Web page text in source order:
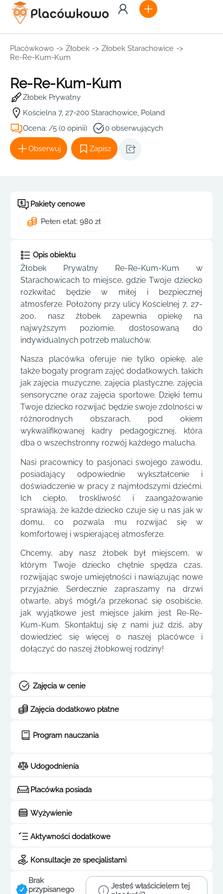
Placówkowo -> Żłobek -> Żłobek Starachowice ->
Re-Re-Kum-Kum
Re-Re-Kum-Kum
Żłobek Prywatny
Kościelna 7, 27-200 Starachowice, Poland
Ocena: /5 (0 opinii)
0 obserwujących
Obserwuj Zapisz
Pakiety cenowe
Pełen etat: 980 zł
Opis obiektu
Żłobek Prywatny Re-Re-Kum-Kum w
Starachowicach to miejsce, gdzie Twoje dziecko
rozkwitać będzie w miłej i bezpiecznej
atmosferze. Położony przy ulicy Kościelnej 7, 27-
200, nasz żłobek zapewnia opiekę na
najwyższym poziomie, dostosowaną do
indywidualnych potrzeb maluchów.
Nasza placówka oferuje nie tylko opiekę, ale
także bogaty program zajęć dodatkowych, takich
jak zajęcia muzyczne, zajęcia plastyczne, zajęcia
sensoryczne oraz zajęcia sportowe. Dzięki temu
Twoje dziecko rozwijać będzie swoje zdolności w
różnorodnych obszarach, pod okiem
wykwalifikowanej kadry pedagogicznej, która
dba o wszechstronny rozwój każdego malucha.
Nasi pracownicy to pasjonaci swojego zawodu,
posiadający odpowiednie wykształcenie i
doświadczenie w pracy z najmłodszymi dziećmi.
Ich ciepło, troskliwość i zaangażowanie
sprawiają, że każde dziecko czuje się u nas jak w
domu, co pozwala mu rozwijać się w
komfortowej i wspierającej atmosferze.
Chcemy, aby nasz żłobek był miejscem, w
którym Twoje dziecko chętnie spędza czas,
rozwijając swoje umiejętności i nawiązując nowe
przyjaźnie. Serdecznie zapraszamy na drzwi
otwarte, abyś mógł/a przekonać się osobiście,
jak wyjątkowe jest miejsce jakim jest Re-Re-
Kum-Kum. Skontaktuj się z nami już dziś, aby
dowiedzieć się więcej o naszej placówce i
dołączyć do naszej żłobkowej rodziny!
Zajęcia w cenie
Zajęcia dodatkowo płatne
Program nauczania
Udogodnienia
Placówka posiada
Wyżywienie
Aktywności dodatkowe
Konsultacje ze specjalistami
Brak
przypisanego
Jesteś właścicielem tej